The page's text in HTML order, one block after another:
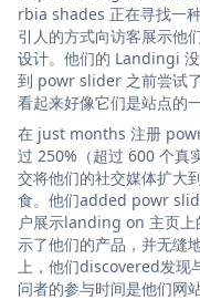
rbia shades 正在寻找一
引人的方式向访客展示他
设计。他们的 Landingi
到 powr slider 之前尝试
看起来好像它们是站点的
在 just months 注册
过 250%（超过 600 个真
交将他们的社交媒体扩大
食。他们added powr
户展示landing on 主页上
示了他们的产品，并无缝
上，他们discovered发现
问者的参与时间是他们网